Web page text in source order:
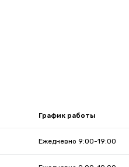
График работы
Ежедневно 9:00-19:00